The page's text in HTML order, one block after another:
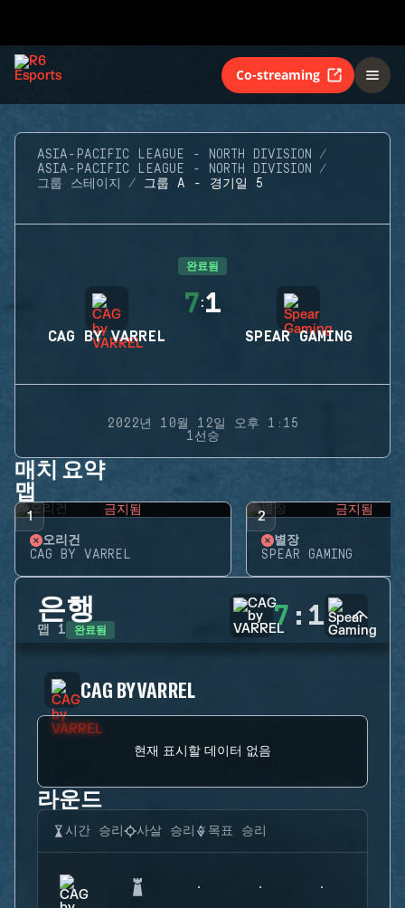
Co-streaming
ASIA-PACIFIC LEAGUE - NORTH DIVISION
ASIA-PACIFIC LEAGUE - NORTH DIVISION
그룹 스테이지
그룹 A - 경기일 5
완료됨
CAG BY VARREL
7:1
SPEAR GAMING
2022년 10월 12일 오후 1:15
1선승
매치 요약
맵
1 금지됨
오리건
CAG BY VARREL
2 금지됨
별장
SPEAR GAMING
은행
맵 1 완료됨 7 : 1
CAG BY VARREL
현재 표시할 데이터 없음
라운드
시간 승리 사살 승리 목표 승리